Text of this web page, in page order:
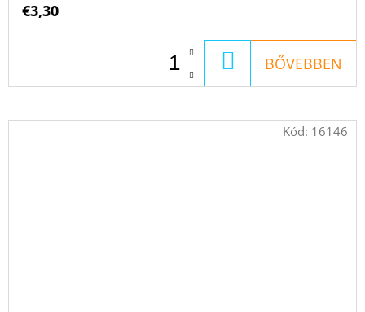
€3,30
KOSÁRBA
BŐVEBBEN
Kód: 16146